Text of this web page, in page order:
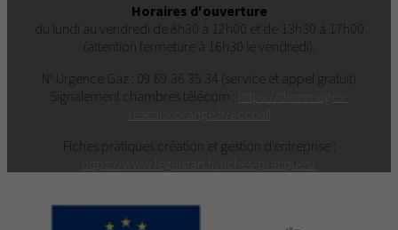
Horaires d'ouverture
du lundi au vendredi de 8h30 à 12h00 et de 13h30 à 17h00
(attention fermeture à 16h30 le vendredi).
N° Urgence Gaz : 09 69 36 35 34 (service et appel gratuit)
Signalement chambres télécom :
Fiches pratiques création et gestion d'entreprise :